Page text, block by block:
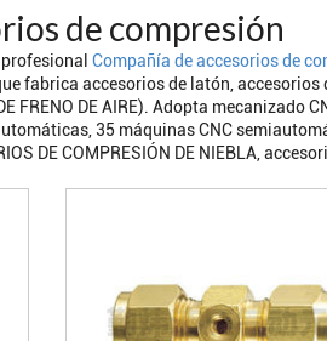
de compresión
Compañía de accesorios de
fabrica accesorios de latón,
FRENO DE AIRE). Adopta
35 máquinas CNC
DE COMPRESIÓN DE NIEBLA,